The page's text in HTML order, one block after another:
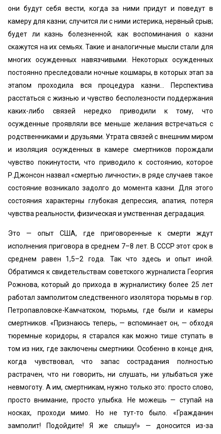
они будут себя вести, когда за ними придут и поведут в
камеру для казни; случится ли с ними истерика, нервный срыв;
будет ли казнь болезненной; как воспоминания о казни
скажутся на их семьях. Такие и аналогичные мысли стали для
многих осужденных навязчивыми. Некоторых осужденных
постоянно преследовали ночные кошмары, в которых этап за
этапом проходила вся процедура казни… Перспектива
расстаться с жизнью и чувство бесполезности поддержания
каких-либо связей нередко приводили к тому, что
осужденные проявляли все меньше желания встречаться с
родственниками и друзьями. Утрата связей с внешним миром
и изоляция осужденных в камере смертников порождали
чувство покинутости, что приводило к состоянию, которое
Р.Джонсон назвал «смертью личности»; в ряде случаев такое
состояние возникало задолго до момента казни. Для этого
состояния характерны глубокая депрессия, апатия, потеря
чувства реальности, физическая и умственная деградация.
Это — опыт США, где приговоренные к смерти ждут
исполнения приговора в среднем 7–8 лет. В СССР этот срок в
среднем равен 1,5–2 года. Так что здесь и опыт иной.
Обратимся к свидетельствам советского журналиста Георгия
Рожнова, который до прихода в журналистику более 25 лет
работал замполитом следственного изолятора тюрьмы в гор.
Петропавловске-Камчатском, тюрьмы, где были и камеры
смертников. «Признаюсь теперь, — вспоминает он, — обходя
тюремные коридоры, я старался как можно тише ступать в
том из них, где заключены смертники. Особенно в конце дня,
когда чувствовал, что запас сострадания полностью
растрачен, что ни говорить, ни слушать, ни улыбаться уже
невмоготу. А им, смертникам, нужно только это: просто слово,
просто внимание, просто улыбка. Не можешь — ступай на
носках, проходи мимо. Но не тут-то было. «Гражданин
замполит! Подойдите! Я же слышу!» — доносится из-за